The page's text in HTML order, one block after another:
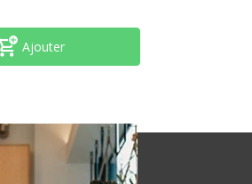
Ajouter